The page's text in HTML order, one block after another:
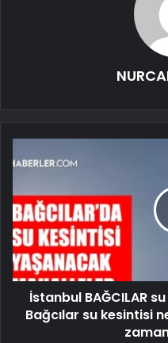
İstanbul BAĞCILAR
Bağcılar su kesintisi